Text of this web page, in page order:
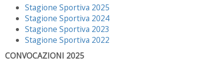
Stagione Sportiva 2025
Stagione Sportiva 2024
Stagione Sportiva 2023
Stagione Sportiva 2022
CONVOCAZIONI 2025